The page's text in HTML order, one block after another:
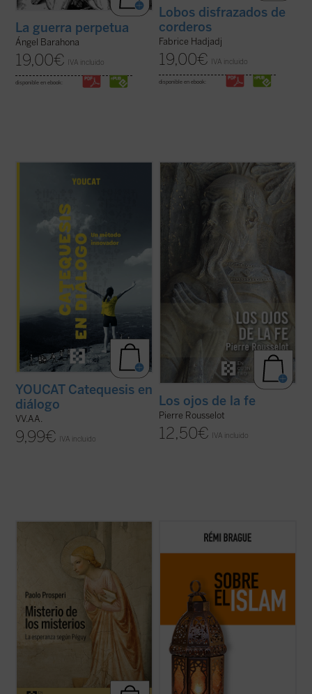
La guerra perpetua
Ángel Barahona
19,00€ IVA incluido
disponible en ebook:
Lobos disfrazados de
corderos
Fabrice Hadjadj
19,00€ IVA incluido
disponible en ebook:
es el manual para todo el que
profunda en la gente joven. Una
introducción general a la catequesis
moderna, pero ...(ver ficha)
YOUCAT Catequesis en
diálogo
VV.AA.
9,99€ IVA incluido
Los ojos de la
continúa representando una concepción
teológica muy significativa en la historia
moderna de las explicaciones acerca de la
fe cristiana. En medio de la multiplicidad de
estas, centradas unas ...
Los ojos de la fe
Pierre Rousselot
12,50€ IVA incluido
objetivo más circunscrito, pero no menos
difícil: intentar comprender las razones que
llevan al autor de este ...(ver ficha)
El Islam es objeto de interminables
controversias y mucha confusión. Pero,
civilización? Rémi Brague vuelve sobre
estas cuestiones ...
(ver ficha)